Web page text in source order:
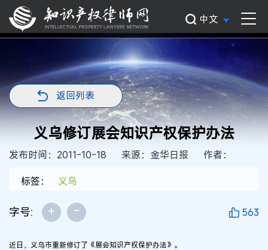
中文
返回列表
义乌修订展会知识产权保护办法
发布时间：2011-10-18 来源：金华日报
作者：
标签：
义乌
字号: + - 563
近日，义乌市重新修订了《展会知识产权保护办法》。